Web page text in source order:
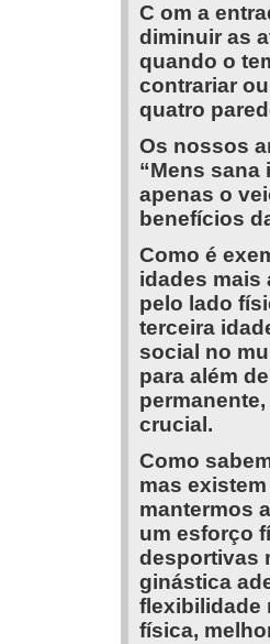
C om a
diminuir as
quando o
contrariar
quatro
Os nossos
“Mens sana
apenas o
benefícios
Como é
idades mais
pelo lado
terceira
social no
para além
crucial.
Como
mas
mantermos
um esforço
desportivas
ginástica
flexibilidade
física,